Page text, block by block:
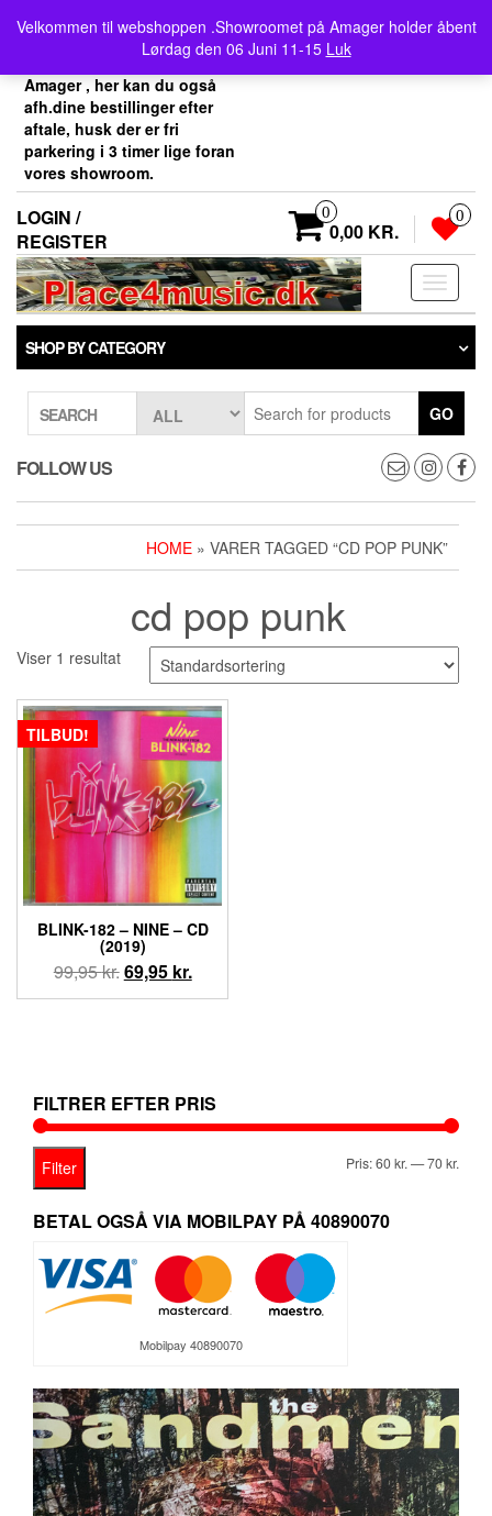
content
Velkommen til webshoppen .Showroomet på Amager holder åbent
Lørdag den 06 Juni 11-15 Luk
Velkommen her i
Place4music`s webshop .
Vores showroom ligger på
Amager , her kan du også
afh.dine bestillinger efter
aftale, husk der er fri
parkering i 3 timer lige foran
vores showroom.
LOGIN /
REGISTER
0
0,00 KR.
0
Toggle
SHOP BY CATEGORY
SEARCH GO
FOLLOW US
HOME » VARER TAGGED “CD POP PUNK”
cd pop punk
Viser 1 resultat
TILBUD!
BLINK-182 – NINE – CD
(2019)
99,95kr.Den
oprindelige
69,95 kr.Den
aktuelle
FILTRER EFTER PRIS
Filter Pris:60 kr. —70 kr.
BETAL OGSÅ VIA MOBILPAY PÅ 40890070
Mobilpay 40890070